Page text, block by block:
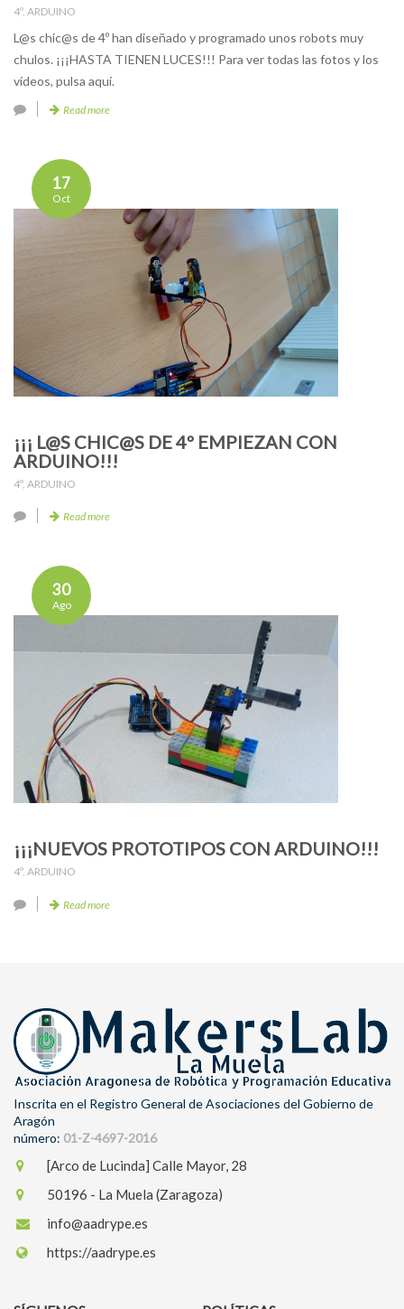
4º, ARDUINO
L@s chic@s de 4º han diseñado y programado unos robots muy
chulos. ¡¡¡HASTA TIENEN LUCES!!! Para ver todas las fotos y los
vídeos, pulsa aquí.
Read more
17
Oct
¡¡¡ L@S CHIC@S DE 4º EMPIEZAN CON
ARDUINO!!!
4º, ARDUINO
Read more
30
Ago
¡¡¡NUEVOS PROTOTIPOS CON ARDUINO!!!
4º, ARDUINO
Read more
Inscrita en el Registro General de Asociaciones del Gobierno de
Aragón
número: 01-Z-4697-2016
[Arco de Lucinda] Calle Mayor, 28
50196 - La Muela (Zaragoza)
info@aadrype.es
https://aadrype.es